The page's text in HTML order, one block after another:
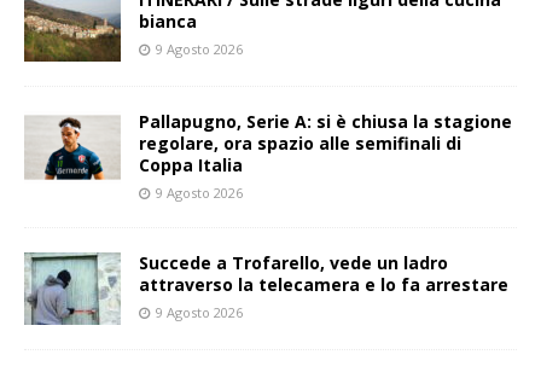
bianca
9 Agosto 2026
Pallapugno, Serie A: si è chiusa la stagione
regolare, ora spazio alle semifinali di
Coppa Italia
9 Agosto 2026
Succede a Trofarello, vede un ladro
attraverso la telecamera e lo fa arrestare
9 Agosto 2026